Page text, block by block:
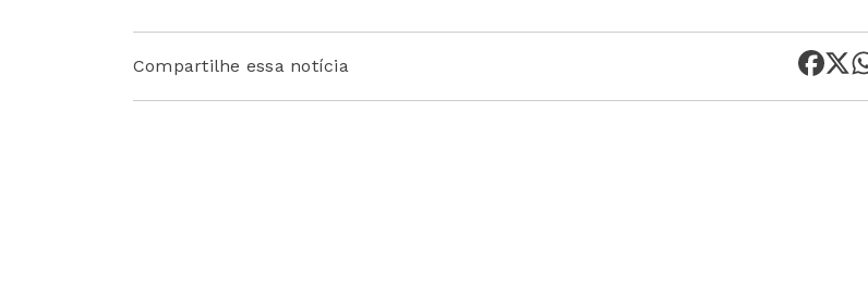
Compartilhe essa notícia